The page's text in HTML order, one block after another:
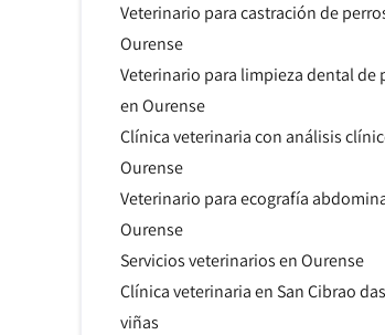
Veterinario para castración de
Ourense
Veterinario para limpieza dental de
en Ourense
Clínica veterinaria con análisis
Ourense
Veterinario para ecografía
Ourense
Servicios veterinarios en Ourense
Clínica veterinaria en San Cibrao das
viñas